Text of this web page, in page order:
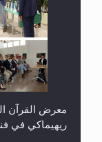
معرض القرآن
ريهيماكي في